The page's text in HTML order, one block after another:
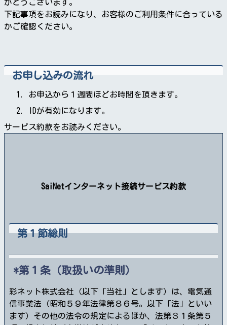
がとうございます。
下記事項をお読みになり、お客様のご利用条件に合っている
かご確認ください。
お申し込みの流れ
お申込から１週間ほどお時間を頂きます。
IDが有効になります。
サービス約款をお読みください。
SaiNetインターネット接続サービス約款
第１節総則
第１条（取扱いの準則）
彩ネット株式会社（以下「当社」とします）は、電気通
信事業法（昭和５９年法律第８６号。以下「法」といい
ます）その他の法令の規定によるほか、法第３１条第５